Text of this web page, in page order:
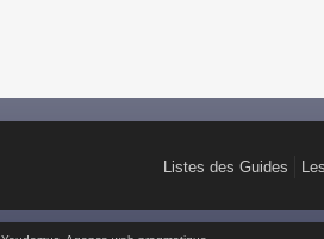
Listes des Guides